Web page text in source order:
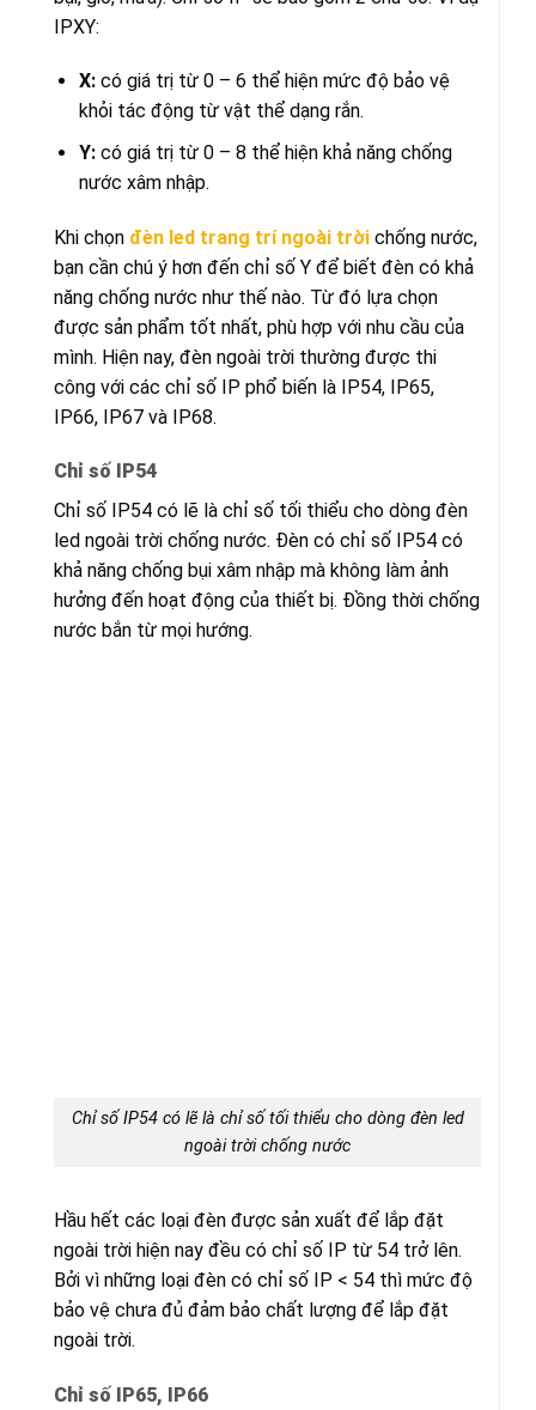
IPXY:
X:có giá trị từ 0 – 6 thể hiện mức độ bảo vệ
khỏi tác động từ vật thể dạng rắn.
Y: có giá trị từ 0 – 8 thể hiện khả năng chống
nước xâm nhập.
Khi chọn đèn led trang trí ngoài trời chống nước,
bạn cần chú ý hơn đến chỉ số Y để biết đèn có khả
năng chống nước như thế nào. Từ đó lựa chọn
được sản phẩm tốt nhất, phù hợp với nhu cầu của
mình. Hiện nay, đèn ngoài trời thường được thi
công với các chỉ số IP phổ biến là IP54, IP65,
IP66, IP67 và IP68.
Chỉ số IP54
Chỉ số IP54 có lẽ là chỉ số tối thiểu cho dòng đèn
led ngoài trời chống nước. Đèn có chỉ số IP54 có
khả năng chống bụi xâm nhập mà không làm ảnh
hưởng đến hoạt động của thiết bị. Đồng thời chống
nước bắn từ mọi hướng.
Chỉ số IP54 có lẽ là chỉ số tối thiểu cho dòng đèn led
ngoài trời chống nước
Hầu hết các loại đèn được sản xuất để lắp đặt
ngoài trời hiện nay đều có chỉ số IP từ 54 trở lên.
Bởi vì những loại đèn có chỉ số IP < 54 thì mức độ
bảo vệ chưa đủ đảm bảo chất lượng để lắp đặt
ngoài trời.
Chỉ số IP65, IP66